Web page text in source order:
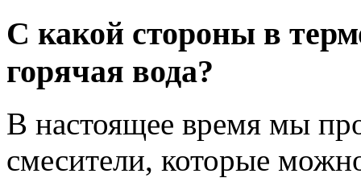
С какой стороны в
горячая вода?
В настоящее время мы
смесители, которые